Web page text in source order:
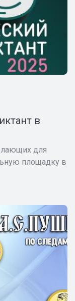
в
для
площадку в